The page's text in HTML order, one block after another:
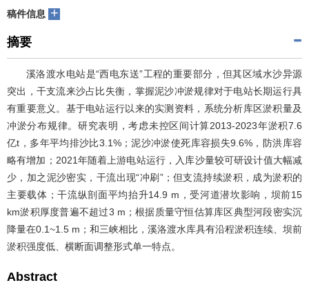
稿件信息 +
摘要
溪洛渡水电站是“西电东送”工程的重要部分，但其区域水沙异源
突出，干支流来沙占比失衡，掌握泥沙冲淤规律对于电站长期运行具
有重要意义。基于电站运行以来的实测资料，系统分析库区淤积量及
冲淤分布规律。研究表明，考虑未控区间计算2013-2023年淤积7.6
亿t，多年平均排沙比3.1%；泥沙冲淤使死库容损失9.6%，防洪库容
略有增加；2021年随着上游电站运行，入库沙量较可研设计值大幅减
少，加之泥沙密实，干流出现“冲刷”；但支流持续淤积，成为淤积的
主要载体；干流纵剖面平均抬升14.9 m，受河道潜坎影响，坝前15
km淤积厚度普遍不超过3 m；根据质量守恒估算库区典型河段密实沉
降量在0.1~1.5 m；和三峡相比，溪洛渡水库具有沿程淤积连续、坝前
淤积强度低、横断面调整形式单一特点。
Abstract